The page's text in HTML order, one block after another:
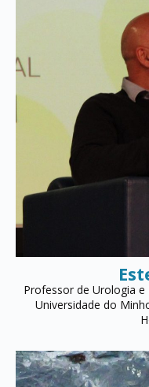
Professor de Urologia e
Universidade do